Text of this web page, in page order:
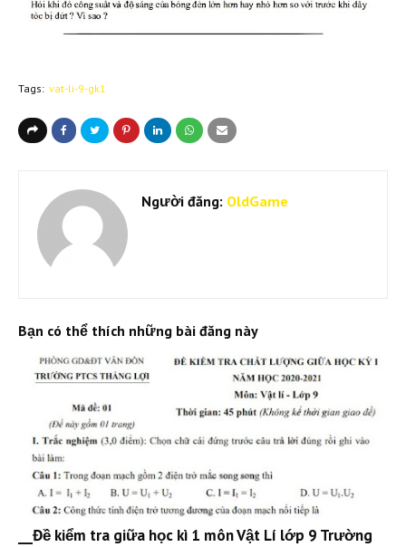
Tags: vat-li-9-gk1
Người đăng: OldGame
Bạn có thể thích những bài đăng này
__Đề kiểm tra giữa học kì 1 môn Vật Lí lớp 9 Trường